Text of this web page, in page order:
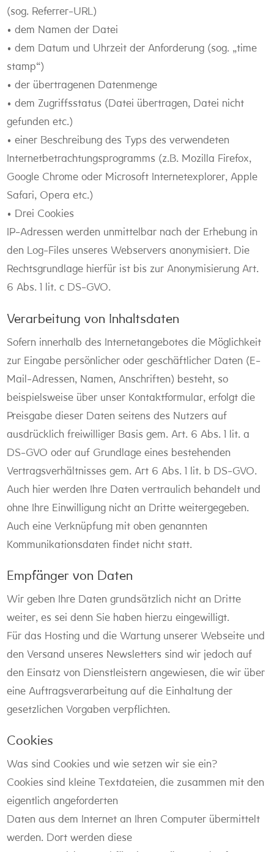
(sog. Referrer-URL)
• dem Namen der Datei
• dem Datum und Uhrzeit der Anforderung (sog. „time
stamp“)
• der übertragenen Datenmenge
• dem Zugriffsstatus (Datei übertragen, Datei nicht
gefunden etc.)
• einer Beschreibung des Typs des verwendeten
Internetbetrachtungsprogramms (z.B. Mozilla Firefox,
Google Chrome oder Microsoft Internetexplorer, Apple
Safari, Opera etc.)
• Drei Cookies
IP-Adressen werden unmittelbar nach der Erhebung in
den Log-Files unseres Webservers anonymisiert. Die
Rechtsgrundlage hierfür ist bis zur Anonymisierung Art.
6 Abs. 1 lit. c DS-GVO.
Verarbeitung von Inhaltsdaten
Sofern innerhalb des Internetangebotes die Möglichkeit
zur Eingabe persönlicher oder geschäftlicher Daten (E-
Mail-Adressen, Namen, Anschriften) besteht, so
beispielsweise über unser Kontaktformular, erfolgt die
Preisgabe dieser Daten seitens des Nutzers auf
ausdrücklich freiwilliger Basis gem. Art. 6 Abs. 1 lit. a
DS-GVO oder auf Grundlage eines bestehenden
Vertragsverhältnisses gem. Art 6 Abs. 1 lit. b DS-GVO.
Auch hier werden Ihre Daten vertraulich behandelt und
ohne Ihre Einwilligung nicht an Dritte weitergegeben.
Auch eine Verknüpfung mit oben genannten
Kommunikationsdaten findet nicht statt.
Empfänger von Daten
Wir geben Ihre Daten grundsätzlich nicht an Dritte
weiter, es sei denn Sie haben hierzu eingewilligt.
Für das Hosting und die Wartung unserer Webseite und
den Versand unseres Newsletters sind wir jedoch auf
den Einsatz von Dienstleistern angewiesen, die wir über
eine Auftragsverarbeitung auf die Einhaltung der
gesetzlichen Vorgaben verpflichten.
Cookies
Was sind Cookies und wie setzen wir sie ein?
Cookies sind kleine Textdateien, die zusammen mit den
eigentlich angeforderten
Daten aus dem Internet an Ihren Computer übermittelt
werden. Dort werden diese